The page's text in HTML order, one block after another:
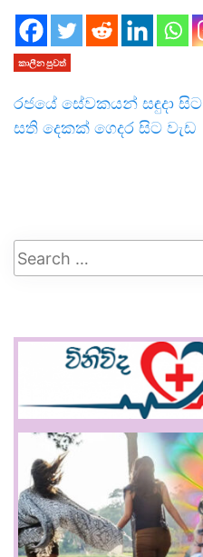
කාලීන පුවත්
රජයේ සේවකයන් සඳුදා සිට
සති දෙකක් ගෙදර සිට වැඩ